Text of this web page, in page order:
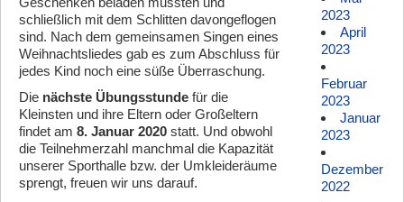
schließlich mit dem Schlitten davongeflogen
sind. Nach dem gemeinsamen Singen eines
Weihnachtsliedes gab es zum Abschluss für
jedes Kind noch eine süße Überraschung.
Die nächste Übungsstunde für die
Kleinsten und ihre Eltern oder Großeltern
findet am 8. Januar 2020 statt. Und obwohl
die Teilnehmerzahl manchmal die Kapazität
unserer Sporthalle bzw. der Umkleideräume
sprengt, freuen wir uns darauf.
2023
April
2023
Februar
2023
Januar
2023
Dezember
2022